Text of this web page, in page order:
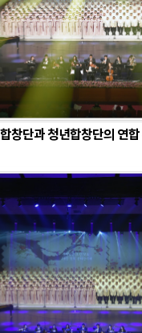
창단과 청년합창단의 연